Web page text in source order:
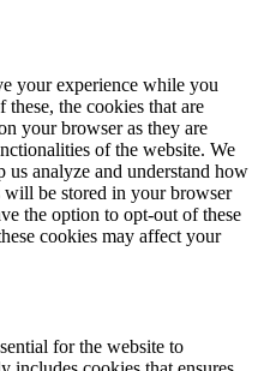
your experience while you
the cookies that are
your browser as they are
of the website. We
us analyze and understand how
will be stored in your browser
the option to opt-out of these
cookies may affect your
for the website to